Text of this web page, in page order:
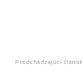
Predchádzajúci článok